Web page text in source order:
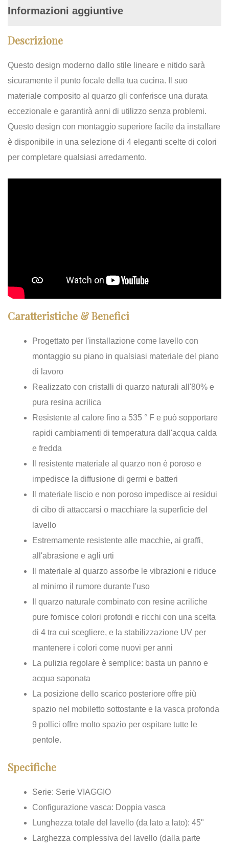
Informazioni aggiuntive
Descrizione
Questo design moderno dallo stile lineare e nitido sarà
sicuramente il punto focale della tua cucina. Il suo
materiale composito al quarzo gli conferisce una durata
eccezionale e garantirà anni di utilizzo senza problemi.
Questo design con montaggio superiore facile da installare
è disponibile in una selezione di 4 eleganti scelte di colori
per completare qualsiasi arredamento.
Caratteristiche & Benefici
Progettato per l'installazione come lavello con
montaggio su piano in qualsiasi materiale del piano
di lavoro
Realizzato con cristalli di quarzo naturali all'80% e
pura resina acrilica
Resistente al calore fino a 535 ° F e può sopportare
rapidi cambiamenti di temperatura dall'acqua calda
e fredda
Il resistente materiale al quarzo non è poroso e
impedisce la diffusione di germi e batteri
Il materiale liscio e non poroso impedisce ai residui
di cibo di attaccarsi o macchiare la superficie del
lavello
Estremamente resistente alle macchie, ai graffi,
all'abrasione e agli urti
Il materiale al quarzo assorbe le vibrazioni e riduce
al minimo il rumore durante l'uso
Il quarzo naturale combinato con resine acriliche
pure fornisce colori profondi e ricchi con una scelta
di 4 tra cui scegliere, e la stabilizzazione UV per
mantenere i colori come nuovi per anni
La pulizia regolare è semplice: basta un panno e
acqua saponata
La posizione dello scarico posteriore offre più
spazio nel mobiletto sottostante e la vasca profonda
9 pollici offre molto spazio per ospitare tutte le
pentole.
Specifiche
Serie: Serie VIAGGIO
Configurazione vasca: Doppia vasca
Lunghezza totale del lavello (da lato a lato): 45"
Larghezza complessiva del lavello (dalla parte